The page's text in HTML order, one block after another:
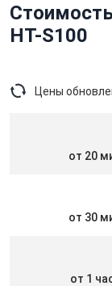
HT-S100
Цены
от 20
от 30
от 1